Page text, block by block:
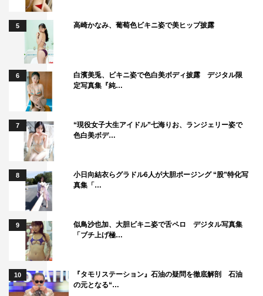
5 高崎かなみ、葡萄色ビキニ姿で美ヒップ披露
6
白濱美兎、ビキニ姿で色白美ボディ披露 デジタル限
定写真集『純…
7
“現役女子大生アイドル”七海りお、ランジェリー姿で
色白美ボデ…
8
小日向結衣らグラドル6人が大胆ポージング “股”特化写
真集「…
9
似鳥沙也加、大胆ビキニ姿で舌ペロ デジタル写真集
「ブチ上げ極…
10
『タモリステーション』石油の疑問を徹底解剖 石油
の元となる“…